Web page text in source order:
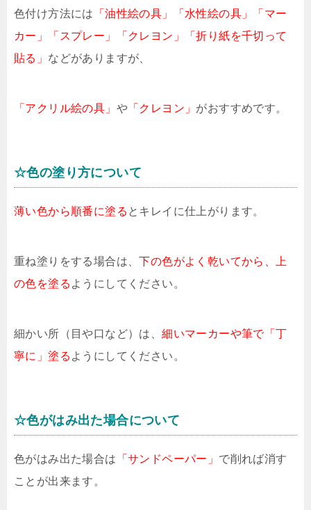
色付け方法には
「油性絵の具」「水性絵の具」「マー
カー」「スプレー」「クレヨン」「折り紙を千切って
貼る」 などがありますが、
「アクリル絵の具」 や 「クレヨン」 がおすすめです。
☆色の塗り方について
薄い色から順番に塗る とキレイに仕上がります。
重ね塗りをする場合は、下の色がよく乾いてから、上
の色を塗る ようにしてください。
細かい所（目や口など）は、細いマーカーや筆で「丁
寧に」塗る ようにしてください。
☆色がはみ出た場合について
色がはみ出た場合は 「サンドペーパー」 で削れば消す
ことが出来ます。